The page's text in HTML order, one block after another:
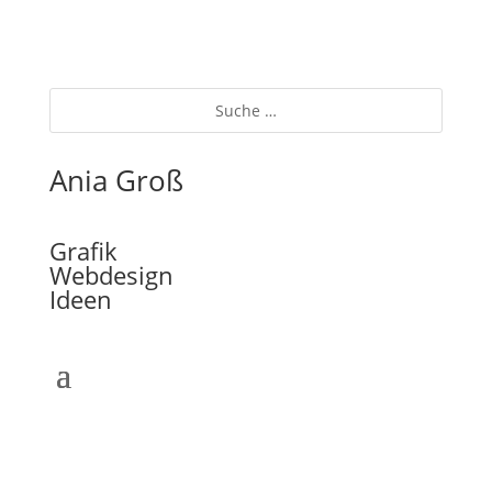
Ania Groß
Grafik
Webdesign
Ideen